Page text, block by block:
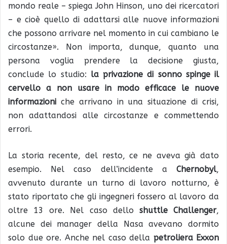
mondo reale – spiega John Hinson, uno dei ricercatori
– e cioè quello di adattarsi alle nuove informazioni
che possono arrivare nel momento in cui cambiano le
circostanze». Non importa, dunque, quanto una
persona voglia prendere la decisione giusta,
conclude lo studio: la privazione di sonno spinge il
cervello a non usare in modo efficace le nuove
informazioni che arrivano in una situazione di crisi,
non adattandosi alle circostanze e commettendo
errori.
La storia recente, del resto, ce ne aveva già dato
esempio. Nel caso dell’incidente a Chernobyl,
avvenuto durante un turno di lavoro notturno, è
stato riportato che gli ingegneri fossero al lavoro da
oltre 13 ore. Nel caso dello shuttle Challenger,
alcune dei manager della Nasa avevano dormito
solo due ore. Anche nel caso della petroliera Exxon